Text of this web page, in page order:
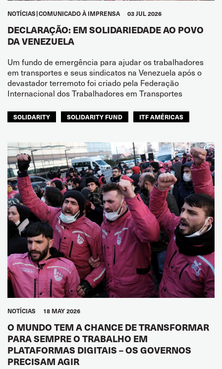
NOTÍCIAS COMUNICADO À IMPRENSA 03 JUL 2026
DECLARAÇÃO: EM SOLIDARIEDADE AO POVO
DA VENEZUELA
Um fundo de emergência para ajudar os trabalhadores
em transportes e seus sindicatos na Venezuela após o
devastador terremoto foi criado pela Federação
Internacional dos Trabalhadores em Transportes
SOLIDARITY SOLIDARITY FUND ITF AMÉRICAS
NOTÍCIAS 18 MAY 2026
O MUNDO TEM A CHANCE DE TRANSFORMAR
PARA SEMPRE O TRABALHO EM
PLATAFORMAS DIGITAIS – OS GOVERNOS
PRECISAM AGIR